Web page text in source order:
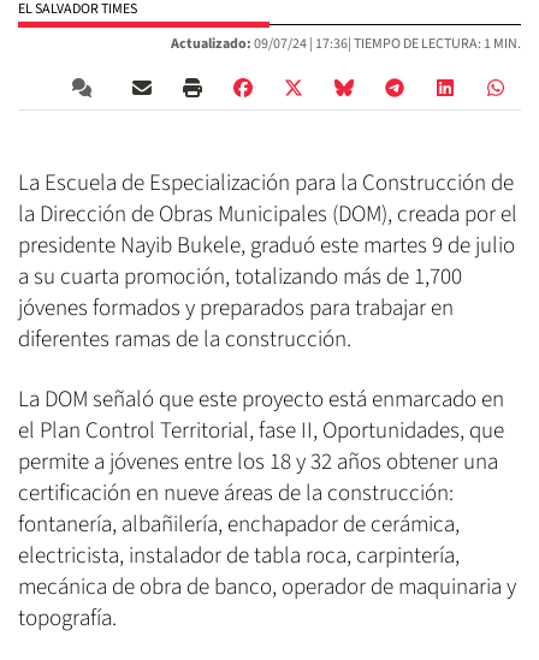
EL SALVADOR TIMES
Actualizado:09/07/24 | 17:36| TIEMPO DE LECTURA: 1 MIN.
La Escuela de Especialización para la Construcción de
la Dirección de Obras Municipales (DOM), creada por el
presidente Nayib Bukele, graduó este martes 9 de julio
a su cuarta promoción, totalizando más de 1,700
jóvenes formados y preparados para trabajar en
diferentes ramas de la construcción.
La DOM señaló que este proyecto está enmarcado en
el Plan Control Territorial, fase II, Oportunidades, que
permite a jóvenes entre los 18 y 32 años obtener una
certificación en nueve áreas de la construcción:
fontanería, albañilería, enchapador de cerámica,
electricista, instalador de tabla roca, carpintería,
mecánica de obra de banco, operador de maquinaria y
topografía.